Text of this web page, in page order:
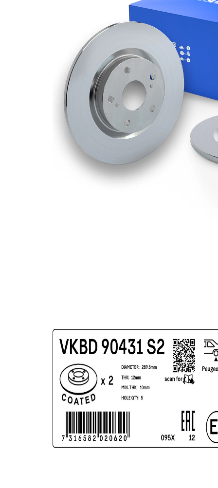
disc frâna
Grosime
minima
10 mm
Diametru
exterior
290 mm
Numar
gauri
5
Diametru
de centrare
71,1 mm
Asezare
gauri Ø
108 mm
strat
protector)